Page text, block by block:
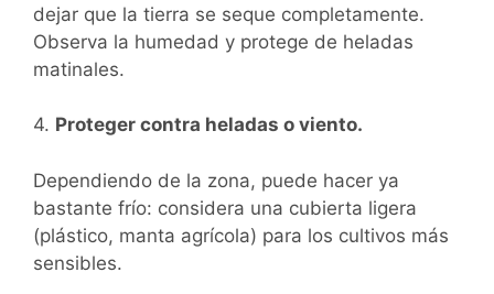
dejar que la tierra se seque completamente.
Observa la humedad y protege de heladas
matinales.
4. Proteger contra heladas o viento.
Dependiendo de la zona, puede hacer ya
bastante frío: considera una cubierta ligera
(plástico, manta agrícola) para los cultivos más
sensibles.